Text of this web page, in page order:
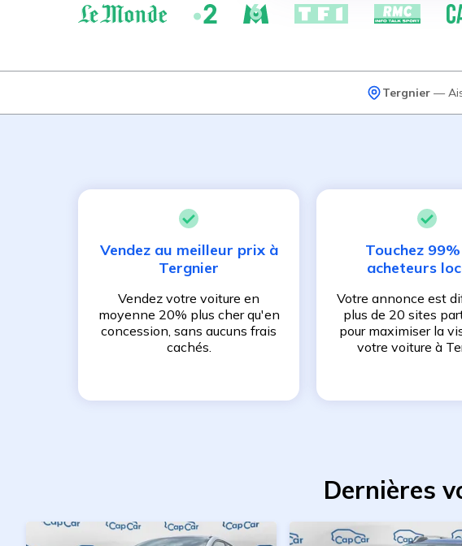
Tergnier —
Vendez au meilleur prix à
Tergnier
Vendez votre voiture en
moyenne 20% plus cher qu'en
concession, sans aucuns frais
cachés.
Touchez
acheteurs
Votre annonce est
plus de 20 sites
pour maximiser la
votre voiture à
Dernières